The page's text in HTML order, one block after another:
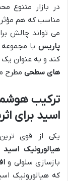
در بازار متنوع
مناسب که هم
می تواند چالش
پاریس با مجموعه
کند و به عنوان یک
های سطحی مطرح
ترکیب
اسید برای
یکی از قوی
هیالورونیک اسید
بازسازی سلولی و
که هیالورونیک